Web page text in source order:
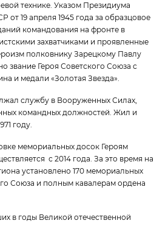
технике. Указом Президиума
от 19 апреля 1945 года за образцовое
командования на фронте в
захватчиками и проявленные
полковнику Зарецкому Павлу
звание Героя Советского Союза с
и медали «Золотая Звезда».
службу в Вооруженных Силах,
командных должностей. Жил и
году.
мемориальных досок Героям
с 2014 года. За это время на
установлено 170 мемориальных
Союза и полным кавалерам ордена
в годы Великой отечественной